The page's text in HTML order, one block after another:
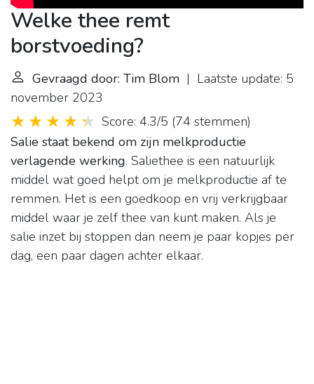
Welke thee remt
borstvoeding?
Gevraagd door: Tim Blom | Laatste update: 5
november 2023
Score: 4.3/5 (74 stemmen)
Salie staat bekend om zijn melkproductie
verlagende werking. Saliethee is een natuurlijk
middel wat goed helpt om je melkproductie af te
remmen. Het is een goedkoop en vrij verkrijgbaar
middel waar je zelf thee van kunt maken. Als je
salie inzet bij stoppen dan neem je paar kopjes per
dag, een paar dagen achter elkaar.